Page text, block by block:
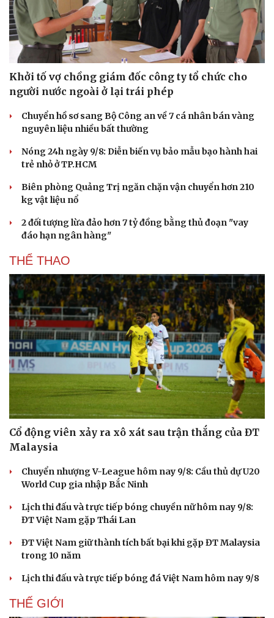
Cải chính
Khởi tố vợ chồng giám đốc công ty tổ chức cho
người nước ngoài ở lại trái phép
Chuyển hồ sơ sang Bộ Công an về 7 cá nhân bán vàng
nguyên liệu nhiều bất thường
Nóng 24h ngày 9/8: Diễn biến vụ bảo mẫu bạo hành hai
trẻ nhỏ ở TP.HCM
Biên phòng Quảng Trị ngăn chặn vận chuyển hơn 210
kg vật liệu nổ
2 đối tượng lừa đảo hơn 7 tỷ đồng bằng thủ đoạn "vay
đáo hạn ngân hàng"
THỂ THAO
Cổ động viên xảy ra xô xát sau trận thắng của ĐT
Malaysia
Chuyển nhượng V-League hôm nay 9/8: Cầu thủ dự U20
World Cup gia nhập Bắc Ninh
Lịch thi đấu và trực tiếp bóng chuyền nữ hôm nay 9/8:
ĐT Việt Nam gặp Thái Lan
ĐT Việt Nam giữ thành tích bất bại khi gặp ĐT Malaysia
trong 10 năm
Lịch thi đấu và trực tiếp bóng đá Việt Nam hôm nay 9/8
THẾ GIỚI